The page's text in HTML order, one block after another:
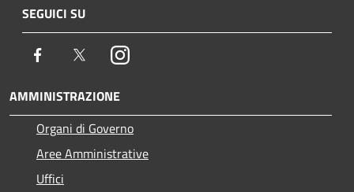
SEGUICI SU
Facebook TwitterInstagram
AMMINISTRAZIONE
Organi di Governo
Aree Amministrative
Uffici